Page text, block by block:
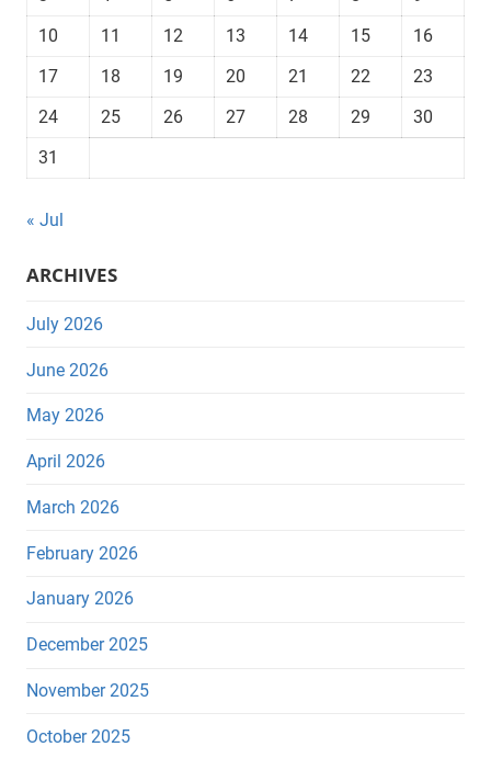
10
11 12 13 14 15
16
17
18 19 20 21 22
23
24
25 26 27 28 29
30
31
« Jul
ARCHIVES
July 2026
June 2026
May 2026
April 2026
March 2026
February 2026
January 2026
December 2025
November 2025
October 2025